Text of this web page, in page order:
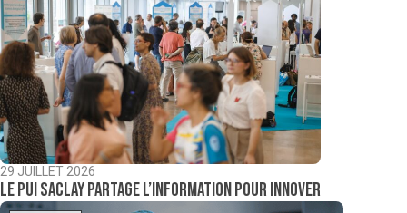
29 JUILLET 2026
Le PUI Saclay partage l’information pour innover